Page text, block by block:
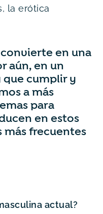
la erótica
convierte en una
aún, en un
que cumplir y
a más
para
en estos
más frecuentes
actual?